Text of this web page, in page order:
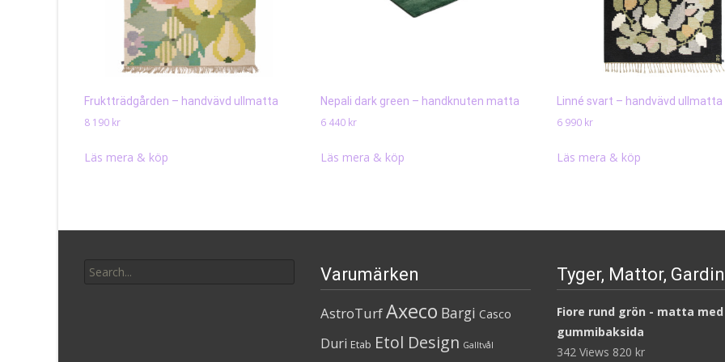
Fruktträdgården – handvävd ullmatta
8 190 kr
Läs mera & köp
Nepali dark green – handknuten matta
6 440 kr
Läs mera & köp
Linné svart – handvävd ullmatta
6 990 kr
Läs mera & köp
for:
Varumärken
AstroTurfAxeco Bargi Casco
Duri Etab Etol Design Galltvål
Tyger, Mattor,
Fiore rund grön - matta med
gummibaksida
342 Views 820 kr